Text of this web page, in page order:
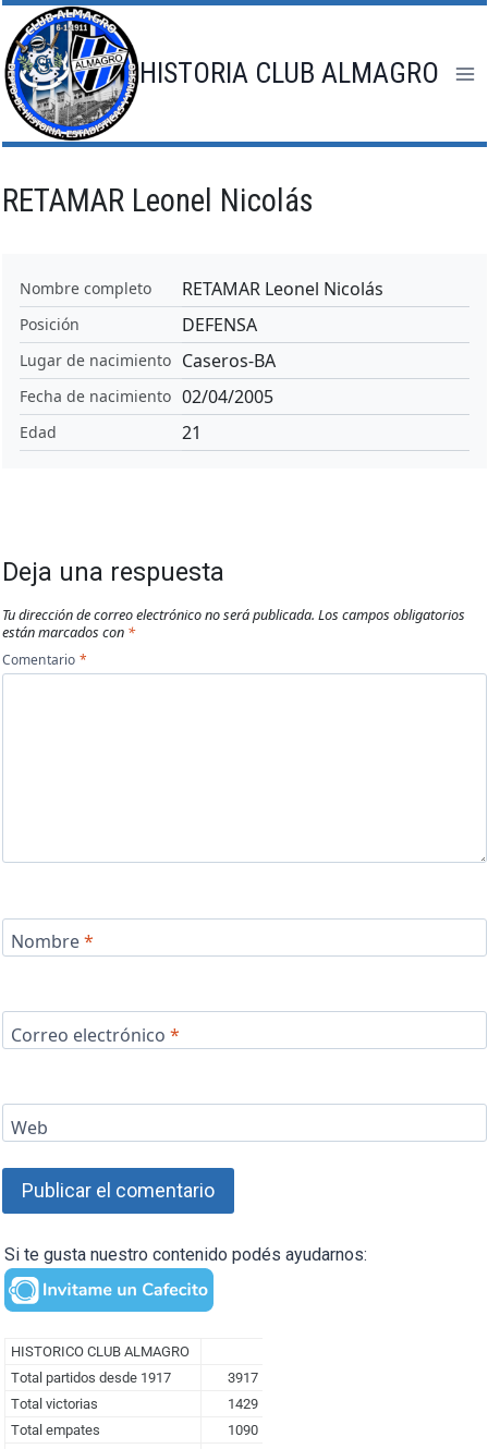
Saltar
al
contenido
HISTORIA CLUB ALMAGRO
RETAMAR Leonel Nicolás
Nombre completo RETAMAR Leonel Nicolás
Posición DEFENSA
Lugar de nacimiento Caseros-BA
Fecha de nacimiento 02/04/2005
Edad 21
Deja una respuesta
Tu dirección de correo electrónico no será publicada. Los campos obligatorios
están marcados con *
Comentario *
Nombre*
Correo electrónico *
Web
Si te gusta nuestro contenido podés ayudarnos: